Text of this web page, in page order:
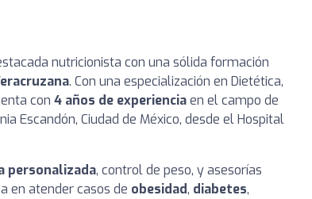
nutricionista con una sólida formación
. Con una especialización en Dietética,
con 4 años de experienciaen el campo de
Escandón, Ciudad de México, desde el Hospital
personalizada, control de peso, y asesorías
en atender casos de obesidad, diabetes,